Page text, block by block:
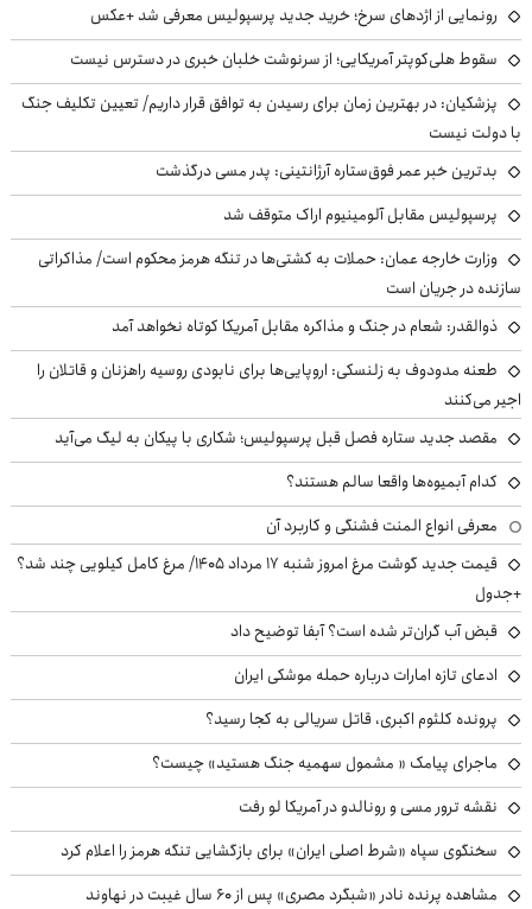
رونمایی از اژدهای سرخ؛ خرید جدید پرسپولیس معرفی شد +عکس
سقوط هلی‌کوپتر آمریکایی؛ از سرنوشت خلبان خبری در دسترس نیست
پزشکیان‌: در بهترین زمان برای رسیدن به توافق قرار داریم/ تعیین تکلیف جنگ
با دولت نیست
بدترین خبر عمر فوق‌ستاره آرژانتینی: پدر مسی درگذشت
پرسپولیس مقابل آلومینیوم اراک متوقف شد
وزارت خارجه عمان: حملات به کشتی‌ها در تنگه هرمز محکوم است/ مذاکراتی
سازنده در جریان است
ذوالقدر: شعام در جنگ و مذاکره مقابل آمریکا کوتاه نخواهد آمد
طعنه مدودوف به زلنسکی: اروپایی‌ها برای نابودی روسیه راهزنان و قاتلان را
اجیر می‌کنند
مقصد جدید ستاره فصل قبل پرسپولیس؛ شکاری با پیکان به لیگ می‌آید
کدام آبمیوه‌ها واقعا سالم هستند؟
معرفی انواع المنت فشنگی و کاربرد آن
قیمت جدید گوشت مرغ امروز شنبه ۱۷ مرداد ۱۴۰۵/ مرغ کامل کیلویی چند شد؟
+جدول
قبض آب گران‌تر شده است؟ آبفا توضیح داد
ادعای تازه امارات درباره حمله موشکی ایران
پرونده کلثوم اکبری، قاتل سریالی به کجا رسید؟
ماجرای پیامک « مشمول سهمیه جنگ هستید» چیست؟
نقشه ترور مسی و رونالدو در آمریکا لو رفت
سخنگوی سپاه «شرط اصلی ایران» برای بازگشایی تنگه هرمز را اعلام کرد
مشاهده پرنده نادر «شبگرد مصری» پس از ۶۰ سال غیبت در نهاوند